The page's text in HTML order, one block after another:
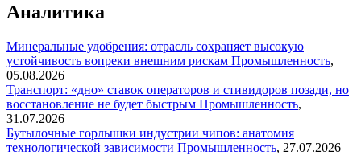
Аналитика
Минеральные удобрения: отрасль сохраняет высокую
устойчивость вопреки внешним рискам Промышленность,
05.08.2026
Транспорт: «дно» ставок операторов и стивидоров позади, но
восстановление не будет быстрым Промышленность,
31.07.2026
Бутылочные горлышки индустрии чипов: анатомия
технологической зависимости Промышленность, 27.07.2026